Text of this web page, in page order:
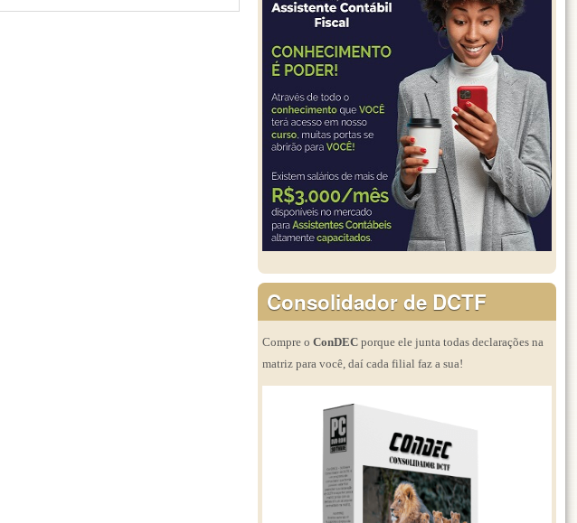
Consolidador de DCTF
Compre o ConDEC porque ele junta todas declarações na
matriz para você, daí cada filial faz a sua!